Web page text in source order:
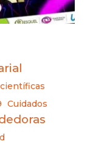
científicas
Cuidados